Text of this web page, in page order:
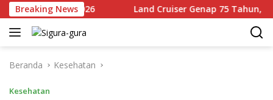
Langsung
ke
konten
Breaking News
2026 Land Cruiser Genap 75 Tahun, Toyota
Beranda Kesehatan
Kesehatan